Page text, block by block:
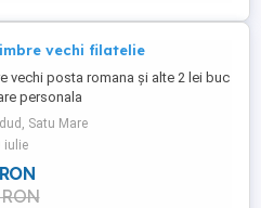
vechi filatelie
vechi posta romana și alte 2 lei buc
personala
Satu Mare
iulie